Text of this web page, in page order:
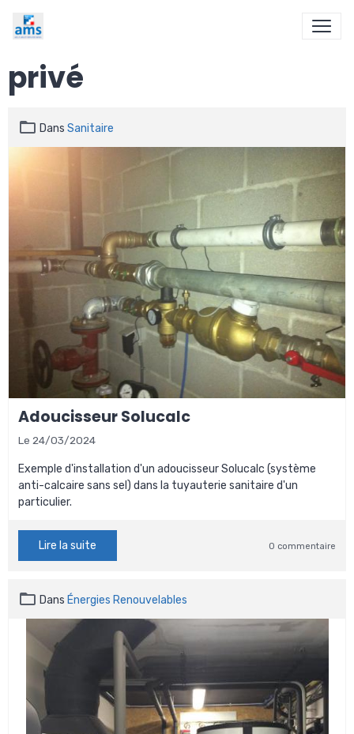
privé
Dans Sanitaire
Adoucisseur Solucalc
Le 24/03/2024
Exemple d'installation d'un adoucisseur Solucalc (système
anti-calcaire sans sel) dans la tuyauterie sanitaire d'un
particulier.
Lire la suite 0 commentaire
Dans Énergies Renouvelables